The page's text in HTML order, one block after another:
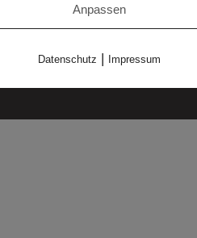
Anpassen
Datenschutz | Impressum